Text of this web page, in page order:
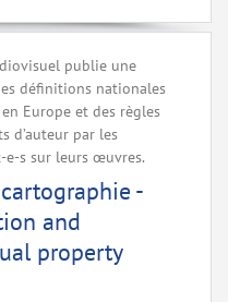
publie une
définitions nationales
Europe et des règles
d’auteur par les
s sur leurs œuvres.
-
and
property